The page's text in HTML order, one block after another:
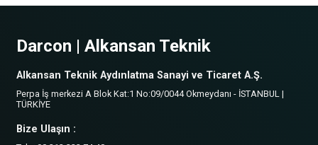
Darcon | Alkansan Teknik
Alkansan Teknik Aydınlatma Sanayi ve Ticaret A.Ş.
Perpa İş merkezi A Blok Kat:1 No:09/0044 Okmeydanı - İSTANBUL |
TÜRKİYE
Bize Ulaşın :